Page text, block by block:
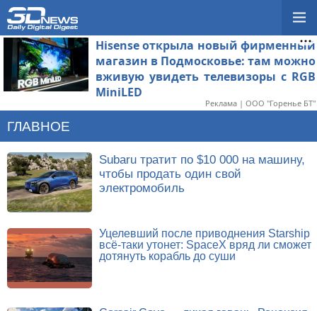
Hisense открыла новый фирменный
магазин в Подмосковье: там можно
вживую увидеть телевизоры с RGB
MiniLED
Реклама | ООО "Горенье БТ"
ГЛАВНОЕ
Subaru тратит по $10 000 на машину,
чтобы продать один свой
электромобиль
Уцелевший после приводнения Starship
всё-таки утонет: SpaceX вряд ли сможет
дотянуть корабль до суши